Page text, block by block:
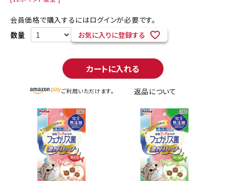
会員価格で購入するにはログインが必要です。
お気に入りに登録する
カートに入れる
ご利用いただけます。 返品について